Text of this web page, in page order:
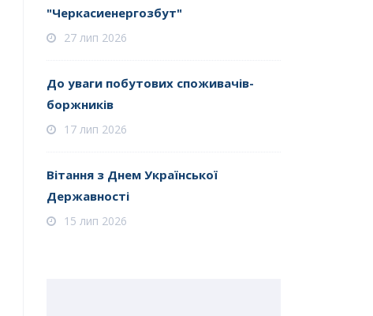
"Черкасиенергозбут"
27 лип 2026
До уваги побутових споживачів-
боржників
17 лип 2026
Вітання з Днем Української
Державності
15 лип 2026